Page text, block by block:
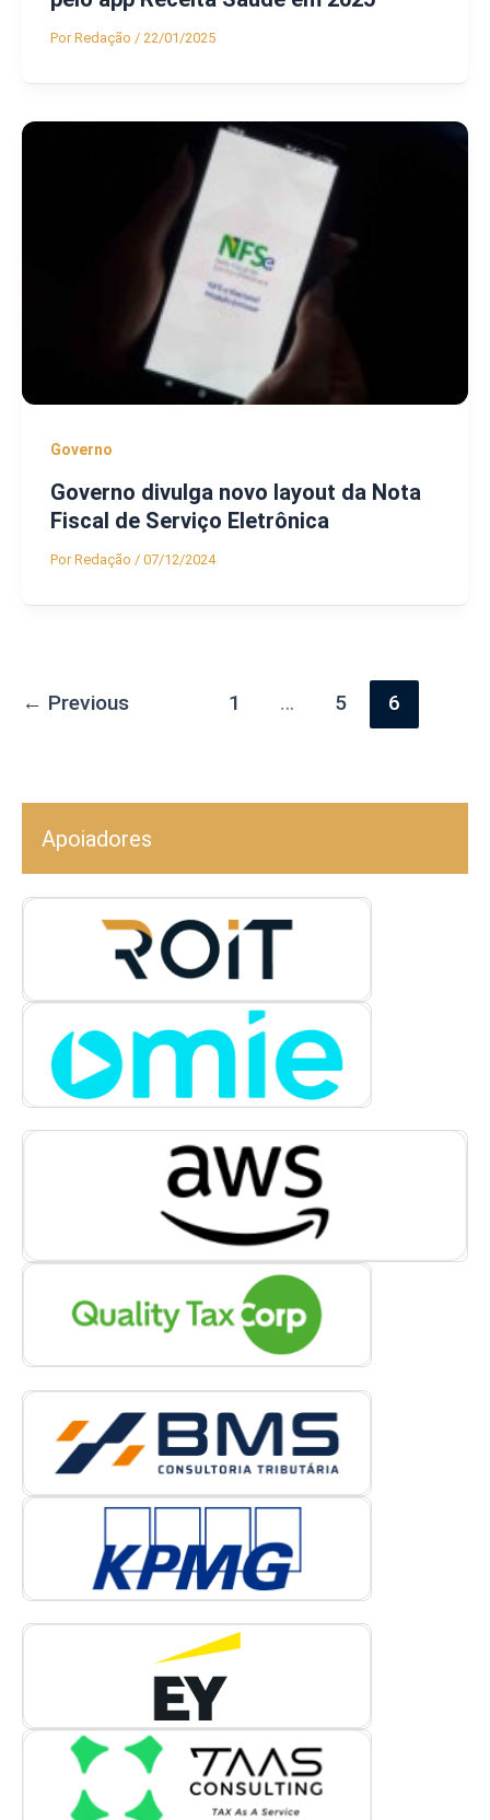
PorRedação / 22/01/2025
Governo
Governo divulga novo layout da Nota
Fiscal de Serviço Eletrônica
PorRedação / 07/12/2024
← Previous 1 … 5 6
Apoiadores